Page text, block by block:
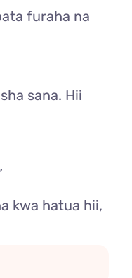
furaha na
sana. Hii
kwa hatua hii,